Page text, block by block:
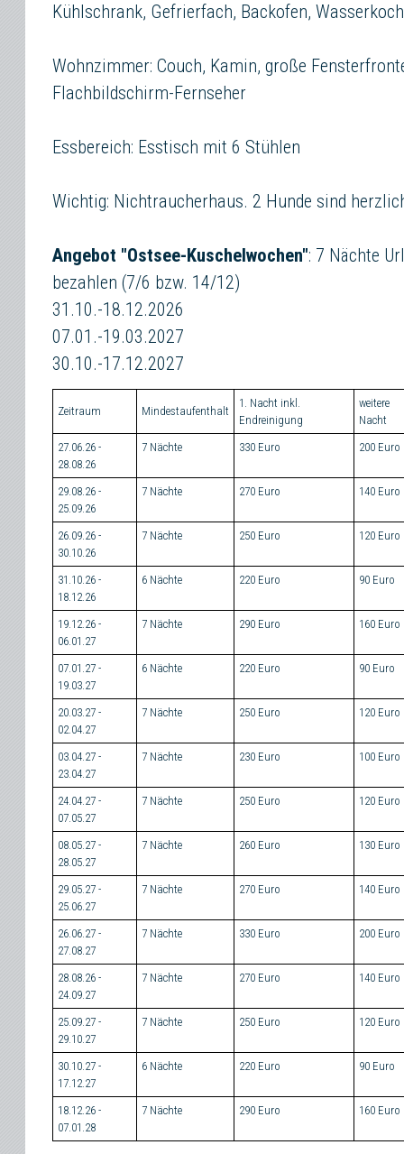
Kühlschrank, Gefrierfach, Backofen,
Wohnzimmer: Couch, Kamin, große
Flachbildschirm-Fernseher
Essbereich: Esstisch mit 6 Stühlen
Wichtig: Nichtraucherhaus. 2 Hunde sind
Angebot "Ostsee-Kuschelwochen": 7 Nächte
bezahlen (7/6 bzw. 14/12)
31.10.-18.12.2026
07.01.-19.03.2027
30.10.-17.12.2027
Zeitraum Mindestaufenthalt
1. Nacht inkl.
Endreinigung
weitere
Nacht
27.06.26 -
28.08.26
7 Nächte 330 Euro 200 Euro
29.08.26 -
25.09.26
7 Nächte 270 Euro 140 Euro
26.09.26 -
30.10.26
7 Nächte 250 Euro 120 Euro
31.10.26 -
18.12.26
6 Nächte 220 Euro 90 Euro
19.12.26 -
06.01.27
7 Nächte 290 Euro 160 Euro
07.01.27 -
19.03.27
6 Nächte 220 Euro 90 Euro
20.03.27 -
02.04.27
7 Nächte 250 Euro 120 Euro
03.04.27 -
23.04.27
7 Nächte 230 Euro 100 Euro
24.04.27 -
07.05.27
7 Nächte 250 Euro 120 Euro
08.05.27 -
28.05.27
7 Nächte 260 Euro 130 Euro
29.05.27 -
25.06.27
7 Nächte 270 Euro 140 Euro
26.06.27 -
27.08.27
7 Nächte 330 Euro 200 Euro
28.08.26 -
24.09.27
7 Nächte 270 Euro 140 Euro
25.09.27 -
29.10.27
7 Nächte 250 Euro 120 Euro
30.10.27 -
17.12.27
6 Nächte 220 Euro 90 Euro
18.12.26 -
07.01.28
7 Nächte 290 Euro 160 Euro